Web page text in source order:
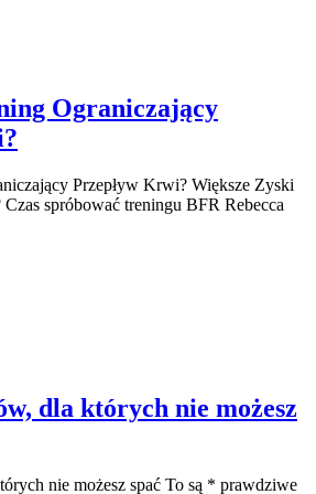
Ograniczający
Przepływ Krwi? Większe Zyski
spróbować treningu BFR Rebecca
dla których nie możesz
nie możesz spać To są * prawdziwe